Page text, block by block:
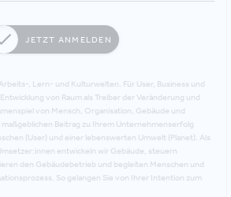
JETZT ANMELDEN
, Lern- und Kulturwelten. Für User, Business und
von Raum als Treiber der Veränderung und
von Mensch, Organisation, Gebäude und
maßgeblichen Beitrag zu Ihrem Unternehmenserfolg
(User) und einer lebenswerten Umwelt (Planet). Als
entwickeln wir Gebäude, steuern
den Gebäudebetrieb und begleiten Menschen und
So gelangen Sie von Ihrer Intention zum